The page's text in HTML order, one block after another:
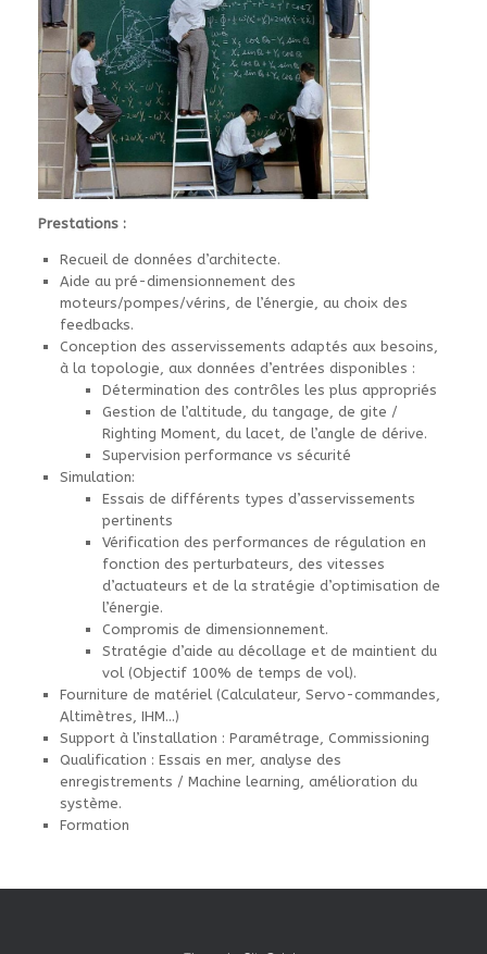
Prestations :
Recueil de données d’architecte.
Aide au pré-dimensionnement des
moteurs/pompes/vérins, de l’énergie, au choix des
feedbacks.
Conception des asservissements adaptés aux besoins,
à la topologie, aux données d’entrées disponibles :
Détermination des contrôles les plus appropriés
Gestion de l’altitude, du tangage, de gite /
Righting Moment, du lacet, de l’angle de dérive.
Supervision performance vs sécurité
Simulation:
Essais de différents types d’asservissements
pertinents
Vérification des performances de régulation en
fonction des perturbateurs, des vitesses
d’actuateurs et de la stratégie d’optimisation de
l’énergie.
Compromis de dimensionnement.
Stratégie d’aide au décollage et de maintient du
vol (Objectif 100% de temps de vol).
Fourniture de matériel (Calculateur, Servo-commandes,
Altimètres, IHM…)
Support à l’installation : Paramétrage, Commissioning
Qualification : Essais en mer, analyse des
enregistrements / Machine learning, amélioration du
système.
Formation